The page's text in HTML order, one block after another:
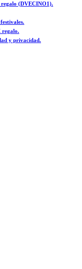
(DVECINO1).
regalo.
y privacidad.